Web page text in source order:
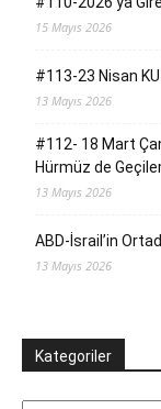
15 Mayıs 2026
#113-23 Nisan
13 Mayıs 2026
#112- 18 Mart
Hürmüz de
13 Mayıs 2026
ABD-İsrail’in
13 Mayıs 2026
Kategoriler
Kategoriler